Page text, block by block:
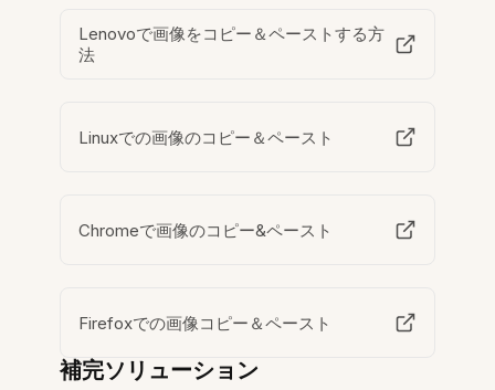
Lenovoで画像をコピー＆ペーストする方
法
Linuxでの画像のコピー＆ペースト
Chromeで画像のコピー&ペースト
Firefoxでの画像コピー＆ペースト
補完ソリューション